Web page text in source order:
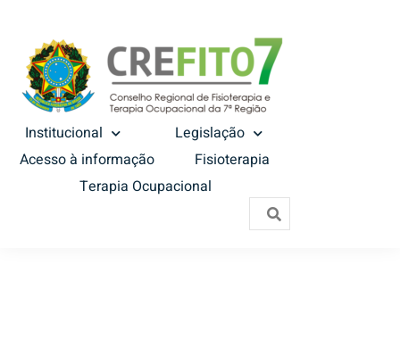
Institucional
Legislação
Acesso à informação
Fisioterapia
Terapia Ocupacional